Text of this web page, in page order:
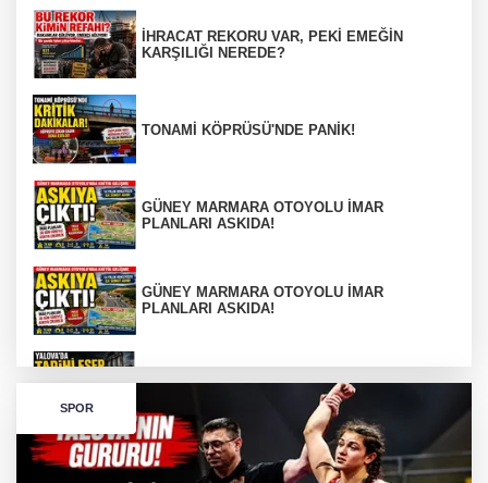
İHRACAT REKORU VAR, PEKİ EMEĞİN
KARŞILIĞI NEREDE?
TONAMİ KÖPRÜSÜ'NDE PANİK!
GÜNEY MARMARA OTOYOLU İMAR
PLANLARI ASKIDA!
GÜNEY MARMARA OTOYOLU İMAR
PLANLARI ASKIDA!
256 PARÇA ESER ELE GEÇİRİLDİ
Görüntüler yapay zekamı ?
SPOR